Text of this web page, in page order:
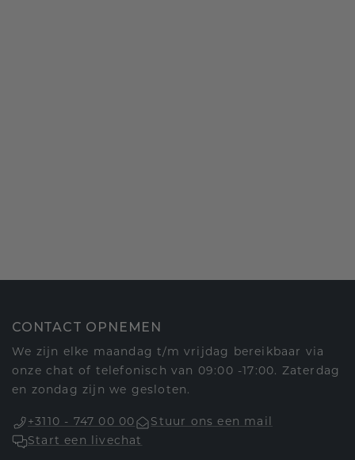
CONTACT OPNEMEN
We zijn elke maandag t/m vrijdag bereikbaar via
onze chat of telefonisch van 09:00 -17:00. Zaterdag
en zondag zijn we gesloten.
+3110 - 747 00 00
Stuur ons een mail
Start een livechat